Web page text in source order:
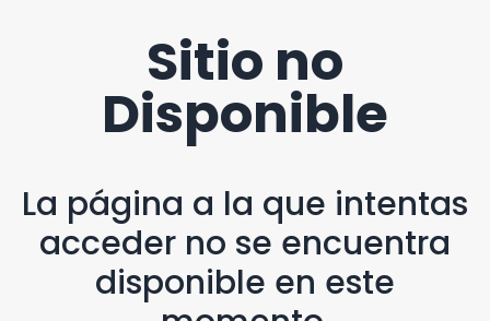
Sitio no
Disponible
La página a la que intentas
acceder no se encuentra
disponible en este